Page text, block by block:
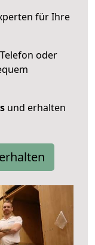
für Ihre
oder
und erhalten